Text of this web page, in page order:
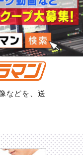
などを、送